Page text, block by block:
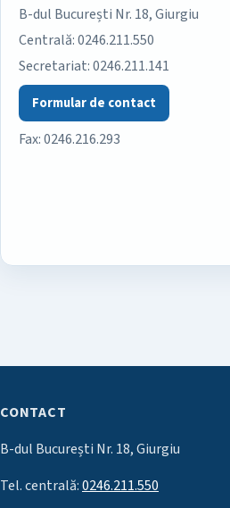
Spitalul Județean de Urgență Giurgiu
B-dul București Nr. 18, Giurgiu
Centrală:0246.211.550
Secretariat:0246.211.141
Formular de contact
Fax: 0246.216.293
CONTACT
B-dul București Nr. 18, Giurgiu
Tel. centrală:0246.211.550